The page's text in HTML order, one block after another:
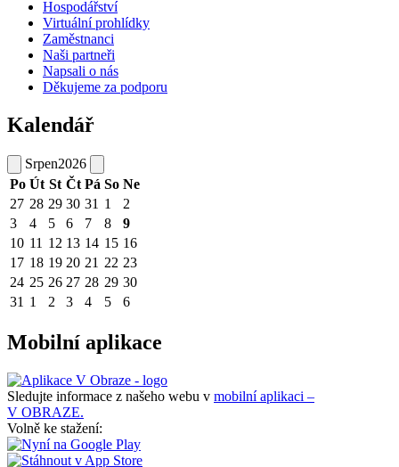
Hospodářství
Virtuální prohlídky
Zaměstnanci
Naši partneři
Napsali o nás
Děkujeme za podporu
Kalendář
Srpen2026
Po Út St Čt Pá So Ne
27 28 29 30 31 1
2
3
4 5 6 7 8
9
10 11 12 13 14 15 16
17 18 19 20 21 22 23
24 25 26 27 28 29 30
31 1 2 3 4 5 6
Mobilní aplikace
Sledujte informace z našeho webu v mobilní aplikaci –
V OBRAZE.
Volně ke stažení: